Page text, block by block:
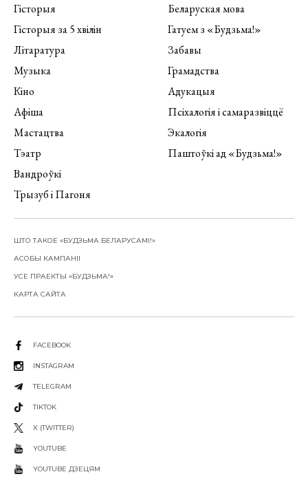
Гісторыя
Гісторыя за 5 хвілін
Літаратура
Музыка
Кіно
Афіша
Мастацтва
Тэатр
Вандроўкі
Трызуб і Пагоня
Беларуская мова
Гатуем з «Будзьма!»
Забавы
Грамадства
Адукацыя
Псіхалогія і самаразвіццё
Экалогія
Паштоўкі ад «Будзьма!»
ШТО ТАКОЕ «БУДЗЬМА БЕЛАРУСАМІ!»
АСОБЫ КАМПАНІІ
УСЕ ПРАЕКТЫ «БУДЗЬМА!»
КАРТА САЙТА
FACEBOOK
INSTAGRAM
TELEGRAM
TIKTOK
X (TWITTER)
YOUTUBE
YOUTUBE ДЗЕЦЯМ